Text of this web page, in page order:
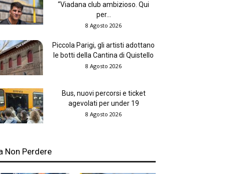
“Viadana club ambizioso. Qui
per...
8 Agosto 2026
Piccola Parigi, gli artisti adottano
le botti della Cantina di Quistello
8 Agosto 2026
Bus, nuovi percorsi e ticket
agevolati per under 19
8 Agosto 2026
Non Perdere